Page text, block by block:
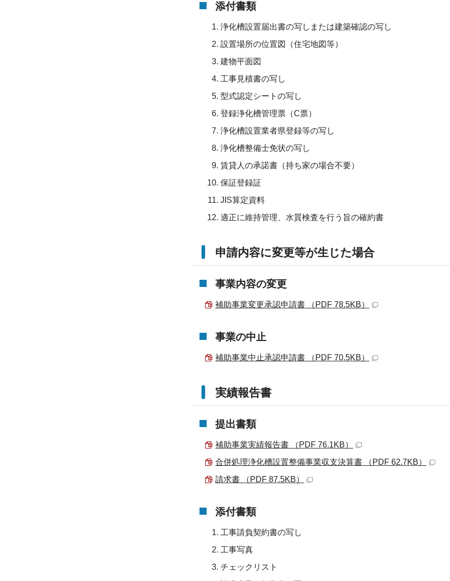
添付書類
浄化槽設置届出書の写しまたは建築確認の写し
設置場所の位置図（住宅地図等）
建物平面図
工事見積書の写し
型式認定シートの写し
登録浄化槽管理票（C票）
浄化槽設置業者県登録等の写し
浄化槽整備士免状の写し
賃貸人の承諾書（持ち家の場合不要）
保証登録証
JIS算定資料
適正に維持管理、水質検査を行う旨の確約書
申請内容に変更等が生じた場合
事業内容の変更
補助事業変更承認申請書 （PDF 78.5KB）
事業の中止
補助事業中止承認申請書 （PDF 70.5KB）
実績報告書
提出書類
補助事業実績報告書 （PDF 76.1KB）
合併処理浄化槽設置整備事業収支決算書 （PDF 62.7KB）
請求書 （PDF 87.5KB）
添付書類
工事請負契約書の写し
工事写真
チェックリスト